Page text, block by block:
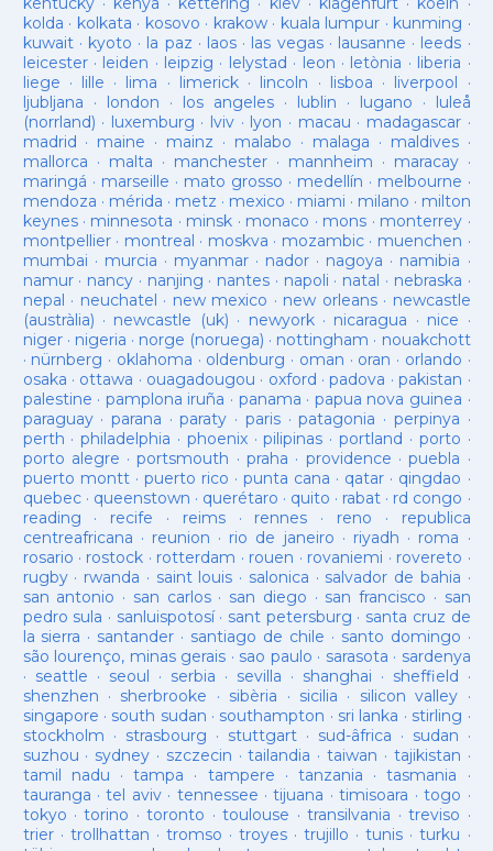
kolda · kolkata · kosovo · krakow· kuala lumpur · kunming ·
kuwait· kyoto · la paz · laos· las vegas· lausanne · leeds ·
leicester· leiden · leipzig · lelystad · leon · letònia · liberia ·
liege · lille · lima · limerick· lincoln · lisboa · liverpool ·
ljubljana · london · los angeles· lublin · lugano · luleå
(norrland) · luxemburg · lviv · lyon · macau · madagascar·
madrid · maine · mainz · malabo · malaga · maldives·
mallorca · malta · manchester· mannheim · maracay·
maringá · marseille · mato grosso · medellín · melbourne ·
mendoza · mérida · metz · mexico · miami · milano · milton
keynes· minnesota · minsk · monaco · mons · monterrey ·
montpellier· montreal · moskva · mozambic· muenchen ·
mumbai · murcia · myanmar· nador · nagoya · namibia ·
namur· nancy · nanjing · nantes · napoli · natal · nebraska ·
nepal · neuchatel · new mexico · new orleans· newcastle
(austràlia) · newcastle (uk) · newyork· nicaragua · nice ·
niger· nigeria · norge (noruega) · nottingham · nouakchott
· nürnberg · oklahoma · oldenburg · oman · oran · orlando ·
osaka · ottawa · ouagadougou · oxford ·padova ·pakistan ·
palestine · pamplona iruña · panama · papua nova guinea ·
paraguay· parana ·paraty · paris·patagonia · perpinya ·
perth ·philadelphia · phoenix·pilipinas ·portland · porto ·
porto alegre ·portsmouth ·praha · providence ·puebla ·
puerto montt· puerto rico ·punta cana · qatar · qingdao ·
quebec· queenstown · querétaro · quito · rabat · rd congo ·
reading · recife · reims· rennes · reno · republica
centreafricana · reunion · rio de janeiro · riyadh · roma ·
rosario · rostock · rotterdam · rouen · rovaniemi · rovereto ·
rugby· rwanda · saint louis · salonica · salvador de bahia ·
san antonio · san carlos· san diego · san francisco · san
pedro sula · sanluispotosí· sant petersburg · santa cruz de
la sierra · santander · santiago de chile · santo domingo ·
são lourenço, minas gerais · sao paulo · sarasota · sardenya
· seattle · seoul · serbia · sevilla · shanghai · sheffield ·
shenzhen · sherbrooke · sibèria · sicilia · silicon valley ·
singapore · south sudan · southampton · sri lanka · stirling ·
stockholm · strasbourg · stuttgart· sud-âfrica · sudan ·
suzhou · sydney · szczecin ·tailandia ·taiwan · tajikistan ·
tamil nadu ·tampa · tampere · tanzania ·tasmania ·
tauranga ·tel aviv· tennessee ·tijuana ·timisoara ·togo ·
tokyo ·torino ·toronto ·toulouse ·transilvania ·treviso ·
trier· trollhattan · tromso · troyes·trujillo ·tunis ·turku ·